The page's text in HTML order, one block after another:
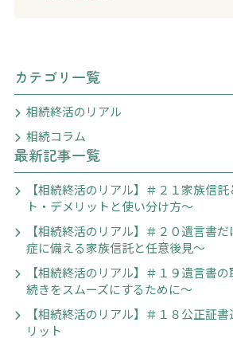
カテゴリ一覧
相続終活のリアル
相続コラム
最新記事一覧
【相続終活のリアル】＃２１家族信
ト・デメリットと使い分け方〜
【相続終活のリアル】＃２０遺言書
症に備える家族信託と任意後見〜
【相続終活のリアル】＃１９遺言書
続きをスムーズにするために〜
【相続終活のリアル】＃１８公正証
リット